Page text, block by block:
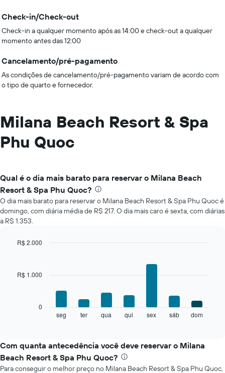
Check-in/Check-out
Check-in a qualquer momento após as 14:00 e check-out a qualquer
momento antes das 12:00
Cancelamento/pré-pagamento
As condições de cancelamento/pré-pagamento variam de acordo com
o tipo de quarto e fornecedor.
Milana Beach Resort & Spa
Phu Quoc
Qual é o dia mais barato para reservar o Milana Beach
Resort & Spa Phu Quoc?
O dia mais barato para reservar o Milana Beach Resort & Spa Phu Quoc é
domingo, com diária média de R$ 217. O dia mais caro é sexta, com diárias
a R$ 1.353.
exibe
preço
seg ter qua qui sex sáb dom
0
R$ 1.000
R$ 2.000
Com quanta antecedência você deve reservar o Milana
Beach Resort & Spa Phu Quoc?
Para conseguir o melhor preço no Milana Beach Resort & Spa Phu Quoc,